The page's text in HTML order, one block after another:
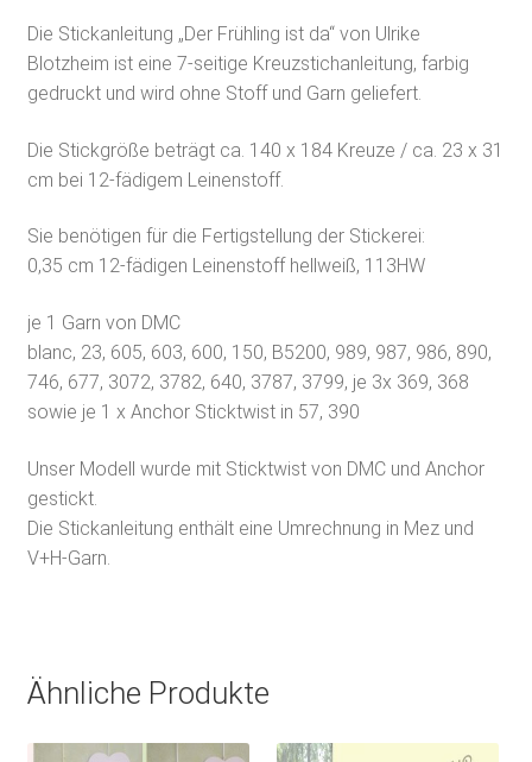
Die Stickanleitung „Der Frühling ist da“ von Ulrike
Blotzheim ist eine 7-seitige Kreuzstichanleitung, farbig
gedruckt und wird ohne Stoff und Garn geliefert.
Die Stickgröße beträgt ca. 140 x 184 Kreuze / ca. 23 x 31
cm bei 12-fädigem Leinenstoff.
Sie benötigen für die Fertigstellung der Stickerei:
0,35 cm 12-fädigen Leinenstoff hellweiß, 113HW
je 1 Garn von DMC
blanc, 23, 605, 603, 600, 150, B5200, 989, 987, 986, 890,
746, 677, 3072, 3782, 640, 3787, 3799, je 3x 369, 368
sowie je 1 x Anchor Sticktwist in 57, 390
Unser Modell wurde mit Sticktwist von DMC und Anchor
gestickt.
Die Stickanleitung enthält eine Umrechnung in Mez und
V+H-Garn.
Ähnliche Produkte